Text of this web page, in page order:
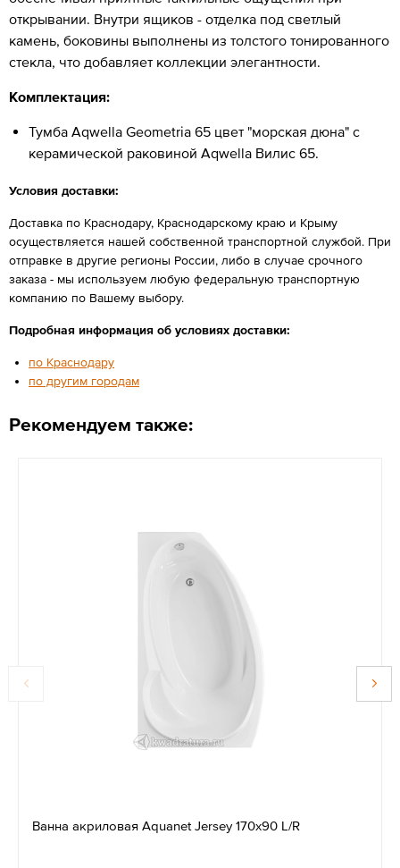
открывании. Внутри ящиков - отделка под светлый
камень, боковины выполнены из толстого тонированного
стекла, что добавляет коллекции элегантности.
Комплектация:
Тумба Aqwella Geometria 65 цвет "морская дюна" с
керамической раковиной Aqwella Вилис 65.
Условия доставки:
Доставка по Краснодару, Краснодарскому краю и Крыму
осуществляется нашей собственной транспортной службой. При
отправке в другие регионы России, либо в случае срочного
заказа - мы используем любую федеральную транспортную
компанию по Вашему выбору.
Подробная информация об условиях доставки:
по Краснодару
по другим городам
Рекомендуем также:
Ванна акриловая Aquanet Jersey 170x90 L/R